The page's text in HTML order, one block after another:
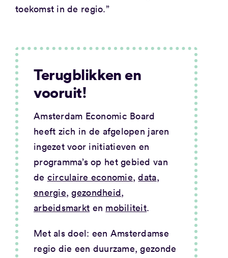
toekomst in de regio.”
Terugblikken en
vooruit!
Amsterdam Economic Board
heeft zich in de afgelopen jaren
ingezet voor initiatieven en
programma’s op het gebied van
de circulaire economie,data,
energie,gezondheid,
arbeidsmarkt en mobiliteit.
Met als doel: een Amsterdamse
regio die een duurzame, gezonde